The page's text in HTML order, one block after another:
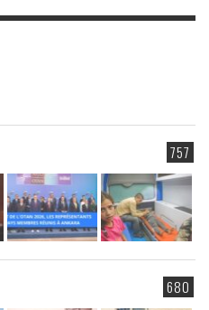
757
680